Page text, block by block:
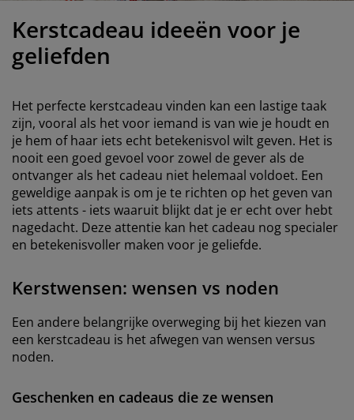
strijken
Kerstcadeau ideeën voor je
geliefden
Het perfecte kerstcadeau vinden kan een lastige taak
zijn, vooral als het voor iemand is van wie je houdt en
je hem of haar iets echt betekenisvol wilt geven. Het is
nooit een goed gevoel voor zowel de gever als de
ontvanger als het cadeau niet helemaal voldoet. Een
geweldige aanpak is om je te richten op het geven van
iets attents - iets waaruit blijkt dat je er echt over hebt
nagedacht. Deze attentie kan het cadeau nog specialer
en betekenisvoller maken voor je geliefde.
Kerstwensen: wensen vs noden
Een andere belangrijke overweging bij het kiezen van
een kerstcadeau is het afwegen van wensen versus
noden.
Geschenken en cadeaus die ze wensen